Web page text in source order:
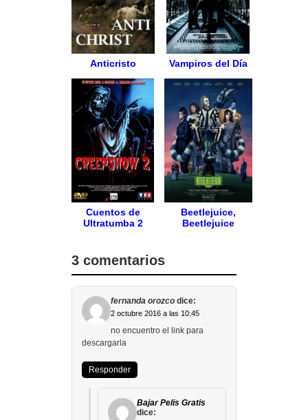
Anticristo Vampiros del Día
Cuentos de
Ultratumba 2
Beetlejuice,
Beetlejuice
3 comentarios
fernanda orozco dice:
2 octubre 2016 a las 10:45
no encuentro el link para
descargarla
Responder
Bajar Pelis Gratis
dice: